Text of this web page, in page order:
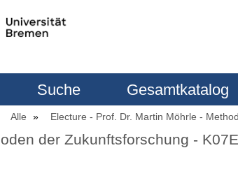
Suche Gesamtkatalog
Alle Electure - Prof. Dr. Martin Möhrle -
der Zukunftsforschung -